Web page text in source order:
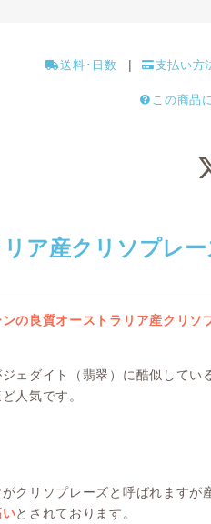
送料･日数 支払い方
この商品
ア産クリソプレ
の良質オーストラリア産クリソ
ェダイト（翡翠）に酷似してい
人気です。
クリソプレーズと呼ばれますが
とされております。